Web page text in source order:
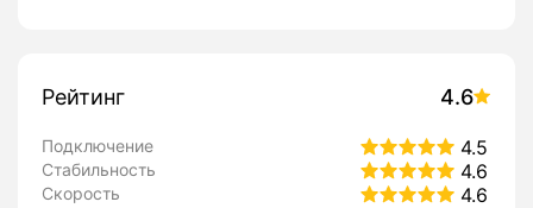
Рейтинг 4.6
Подключение 4.5
Стабильность 4.6
Скорость 4.6